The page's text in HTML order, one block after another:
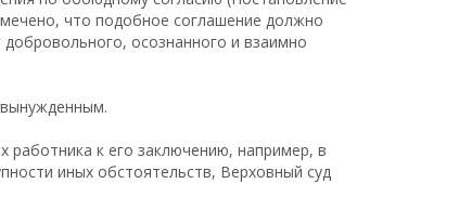
что подобное соглашение должно
осознанного и взаимно
к его заключению, например, в
иных обстоятельств, Верховный суд